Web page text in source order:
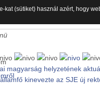
magyarság helyzetének
kinevezte az SJE új
kat (sütiket) használ azért, hogy